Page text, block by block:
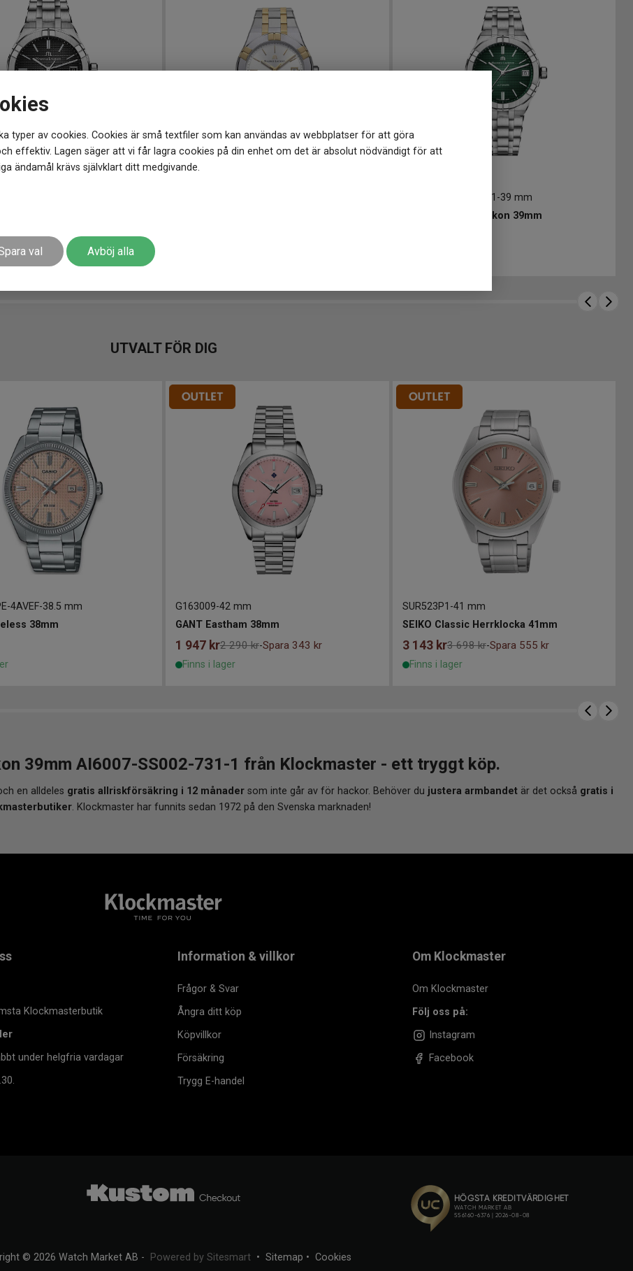
typer av cookies. Cookies är små textfiler som kan användas av webbplatser för att göra
effektiv. Lagen säger att vi får lagra cookies på din enhet om det är absolut nödvändigt för att
ändamål krävs självklart ditt medgivande.
val Avböj alla
330-1
Aikon 39mm
AI6007-SS002-630-1 -39 mm
Maurice Lacroix Aikon 39mm
UTVALT FÖR DIG
4AVEF-38.5 mm
38mm
G163009-42 mm
GANT Eastham 38mm
1 947 kr2 290 kr-Spara 343 kr
Finns i lager
SUR523P1 -41 mm
SEIKO Classic Herrklocka 41mm
3 143 kr3 698 kr-Spara 555 kr
Finns i lager
39mm AI6007-SS002-731-1 från Klockmaster - ett tryggt köp.
en alldeles gratis allriskförsäkring i 12 månader som inte går av för hackor. Behöver du justera armbandet är det också gratis i
. Klockmaster har funnits sedan 1972 på den Svenska marknaden!
Klockmasterbutik
under helgfria vardagar
Information & villkor
Frågor & Svar
Ångra ditt köp
Köpvillkor
Försäkring
Trygg E-handel
Om Klockmaster
Om Klockmaster
Följ oss på:
Instagram
Facebook
© 2026 Watch Market AB - Powered by Sitesmart• Sitemap • Cookies